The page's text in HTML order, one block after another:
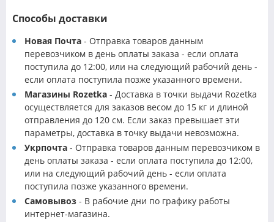
Способы доставки
Новая Почта - Отправка товаров данным
перевозчиком в день оплаты заказа - если оплата
поступила до 12:00, или на следующий рабочий день -
если оплата поступила позже указанного времени.
Магазины Rozetka - Доставка в точки выдачи Rozetka
осуществляется для заказов весом до 15 кг и длиной
отправления до 120 см. Если заказ превышает эти
параметры, доставка в точку выдачи невозможна.
Укрпочта - Отправка товаров данным перевозчиком в
день оплаты заказа - если оплата поступила до 12:00,
или на следующий рабочий день - если оплата
поступила позже указанного времени.
Самовывоз - В рабочие дни по графику работы
интернет-магазина.